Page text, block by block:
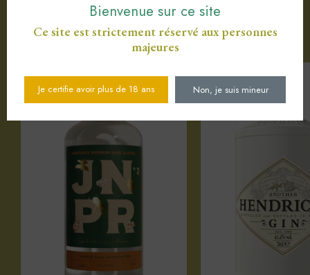
Votre sélection d'articles
Bienvenue sur ce site
Ce site est strictement réservé aux personnes
majeures
Je certifie avoir plus de 18 ans Non, je suis mineur